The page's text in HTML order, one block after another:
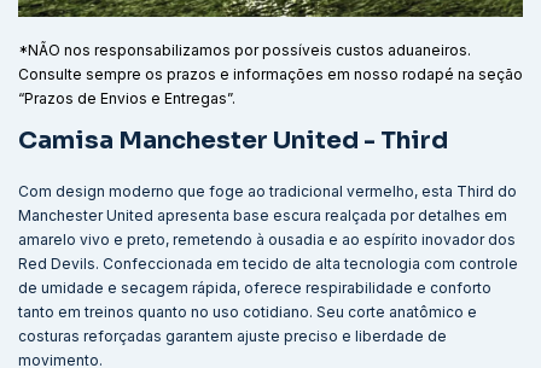
*NÃO nos responsabilizamos por possíveis custos aduaneiros.
Consulte sempre os prazos e informações em nosso rodapé na seção
“Prazos de Envios e Entregas”.
Camisa Manchester United - Third
Com design moderno que foge ao tradicional vermelho, esta Third do
Manchester United apresenta base escura realçada por detalhes em
amarelo vivo e preto, remetendo à ousadia e ao espírito inovador dos
Red Devils. Confeccionada em tecido de alta tecnologia com controle
de umidade e secagem rápida, oferece respirabilidade e conforto
tanto em treinos quanto no uso cotidiano. Seu corte anatômico e
costuras reforçadas garantem ajuste preciso e liberdade de
movimento.